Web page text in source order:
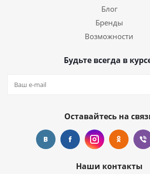
Блог
Бренды
Возможности
Будьте всегда в
Оставайтесь на
Наши контакты